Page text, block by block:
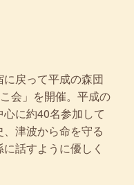
戻って平成の森団
会」を開催。平成の
に約40名参加して
津波から命を守る
話すように優しく